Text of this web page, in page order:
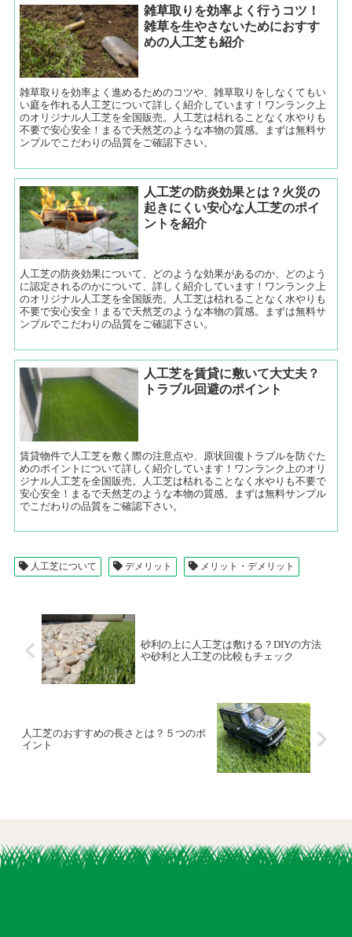
雑草取りを効率よく行うコツ！
雑草を生やさないためにおすす
めの人工芝も紹介
雑草取りを効率よく進めるためのコツや、雑草取りをしなくてもい
い庭を作れる人工芝について詳しく紹介しています！ワンランク上
のオリジナル人工芝を全国販売。人工芝は枯れることなく水やりも
不要で安心安全！まるで天然芝のような本物の質感。まずは無料サ
ンプルでこだわりの品質をご確認下さい。
人工芝の防炎効果とは？火災の
起きにくい安心な人工芝のポイ
ントを紹介
人工芝の防炎効果について、どのような効果があるのか、どのよう
に認定されるのかについて、詳しく紹介しています！ワンランク上
のオリジナル人工芝を全国販売。人工芝は枯れることなく水やりも
不要で安心安全！まるで天然芝のような本物の質感。まずは無料サ
ンプルでこだわりの品質をご確認下さい。
人工芝を賃貸に敷いて大丈夫？
トラブル回避のポイント
賃貸物件で人工芝を敷く際の注意点や、原状回復トラブルを防ぐた
めのポイントについて詳しく紹介しています！ワンランク上のオリ
ジナル人工芝を全国販売。人工芝は枯れることなく水やりも不要で
安心安全！まるで天然芝のような本物の質感。まずは無料サンプル
でこだわりの品質をご確認下さい。
人工芝について デメリット メリット・デメリット
砂利の上に人工芝は敷ける？DIYの方法
や砂利と人工芝の比較もチェック
人工芝のおすすめの長さとは？５つのポ
イント